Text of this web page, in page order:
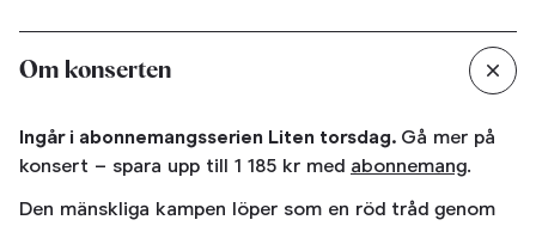
Om konserten
Ingår i abonnemangsserien Liten torsdag. Gå mer på
konsert – spara upp till 1 185 kr med abonnemang.
Den mänskliga kampen löper som en röd tråd genom